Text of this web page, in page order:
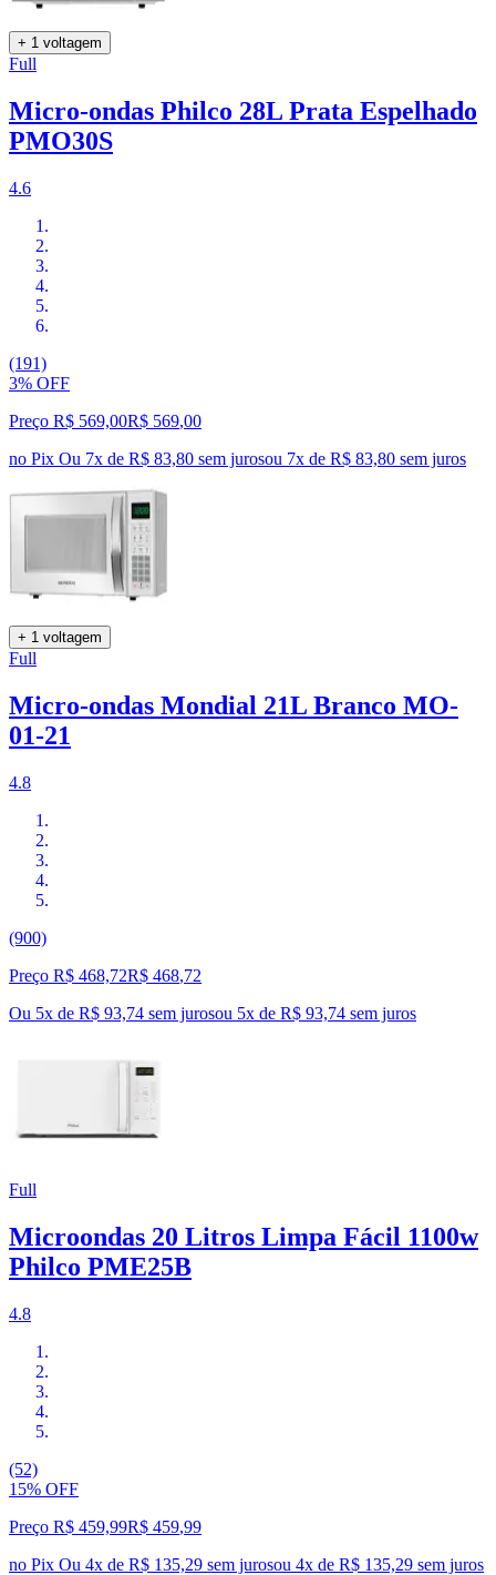
+ 1 voltagem
Full
Micro-ondas Philco 28L Prata Espelhado
PMO30S
4.6
(191)
3% OFF
Preço R$ 569,00R$ 569,00
no Pix Ou 7x de R$ 83,80 sem jurosou 7x de R$ 83,80 sem juros
+ 1 voltagem
Full
Micro-ondas Mondial 21L Branco MO-
01-21
4.8
(900)
Preço R$ 468,72R$ 468,72
Ou 5x de R$ 93,74 sem jurosou 5x de R$ 93,74 sem juros
Full
Microondas 20 Litros Limpa Fácil 1100w
Philco PME25B
4.8
(52)
15% OFF
Preço R$ 459,99R$ 459,99
no Pix Ou 4x de R$ 135,29 sem jurosou 4x de R$ 135,29 sem juros